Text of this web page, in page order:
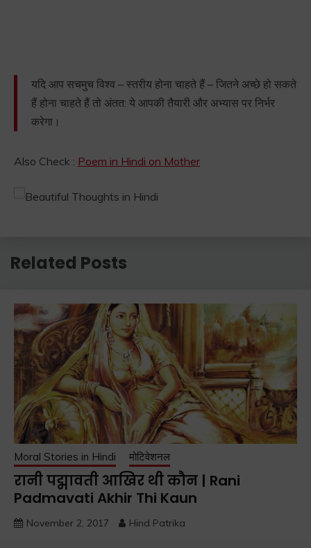
यदि आप सचमुच विश्व – स्तरीय होना चाहते हैं – जितने अच्छे हो सकते
हैं होना चाहते हैं तो अंतत: ये आपकी तैयारी और अभ्यास पर निर्भर
करेगा।
Also Check : Poem in Hindi on Mother
Related Posts
Moral Stories in Hindi मोटिवेशनल
रानी पद्मावती आखिर थी कौन | Rani
Padmavati Akhir Thi Kaun
November 2, 2017 Hind Patrika